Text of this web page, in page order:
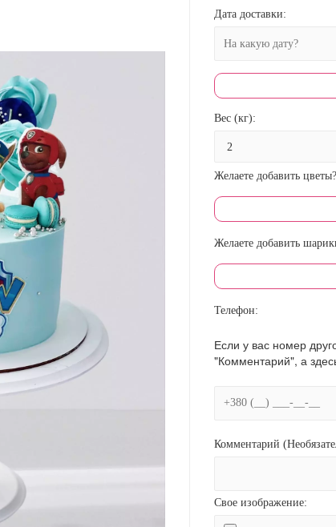
Дата доставки:
Вес (кг):
Желаете добавить цветы?
Желаете добавить
Телефон:
Если у вас номер
"Комментарий", а
Комментарий
Свое изображение: